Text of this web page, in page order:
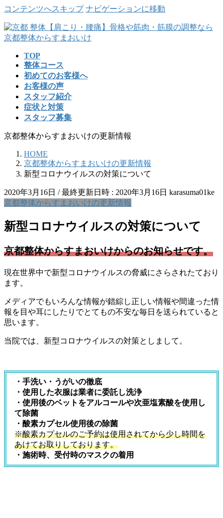
コンテンツへスキップ ナビゲーションに移動
TOP
整体コース
初めてのお客様へ
お客様の声
スタッフ紹介
症状と対策
スタッフ募集
京都整体からすまおいけの更新情報
HOME
京都整体からすまおいけの更新情報
新型コロナウイルスの対策について
2020年3月16日 / 最終更新日時 : 2020年3月16日 karasuma01ke
京都整体からすまおいけの更新情報
新型コロナウイルスの対策について
京都整体からすまおいけからのお知らせです。
現在世界中で新型コロナウイルスの脅威にさらされたており
ます。
メディアでもいろんな情報が錯綜し正しい情報や間違った情
報を目や耳にしたりでとてもの不安な毎日を送られていると
思います。
当院では、新型コロナウイルスの対策としまして。
・手洗い・うがいの徹底
・使用した衣服は業者に委託し洗浄
・使用後のベットをアルコールや次亜塩素酸を使用し
て除菌
・酸素カプセル使用後の除菌
※酸素カプセルのご予約は使用されてから少し時間を
あけてお取りしております。
・施術時、受付時のマスクの着用